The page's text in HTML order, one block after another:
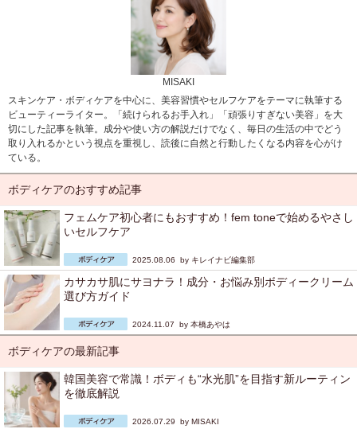
MISAKI
スキンケア・ボディケアを中心に、美容習慣やセルフケアをテーマに執筆する
ビューティーライター。「続けられるお手入れ」「頑張りすぎない美容」を大
切にした記事を執筆。成分や使い方の解説だけでなく、毎日の生活の中でどう
取り入れるかという視点を重視し、読後に自然と行動したくなる内容を心がけ
ている。
ボディケアのおすすめ記事
フェムケア初心者にもおすすめ！fem toneで始めるやさし
いセルフケア
2025.08.06 by キレイナビ編集部
カサカサ肌にサヨナラ！成分・お悩み別ボディークリーム
選び方ガイド
2024.11.07 by 本橋あやは
ボディケアの最新記事
韓国美容で常識！ボディも“水光肌”を目指す新ルーティン
を徹底解説
2026.07.29 by MISAKI